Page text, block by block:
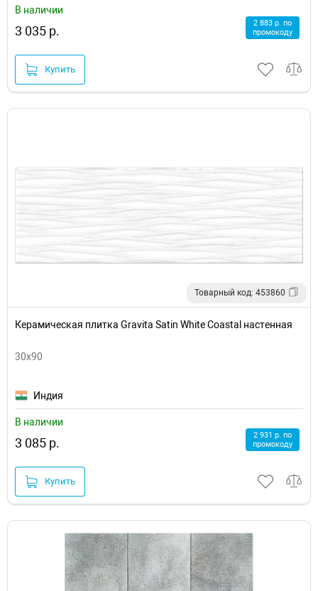
В наличии
3 035 р.
2 883 р. по
промокоду
Купить
Товарный код: 453860
Керамическая плитка Gravita Satin White Coastal настенная
30x90
Индия
В наличии
3 085 р.
2 931 р. по
промокоду
Купить